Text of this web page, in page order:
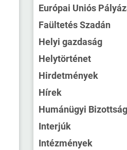
Európai Uniós
Faültetés Szadán
Helyi gazdaság
Helytörténet
Hirdetmények
Hírek
Humánügyi
Interjúk
Intézmények